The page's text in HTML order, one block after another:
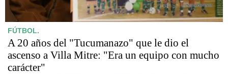
FÚTBOL.
A 20 años del "Tucumanazo" que le dio el
ascenso a Villa Mitre: "Era un equipo con mucho
carácter"